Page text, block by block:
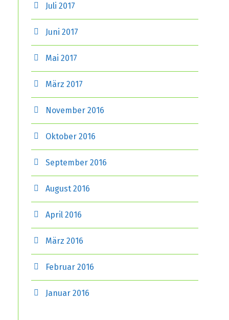
Juli 2017
Juni 2017
Mai 2017
März 2017
November 2016
Oktober 2016
September 2016
August 2016
April 2016
März 2016
Februar 2016
Januar 2016